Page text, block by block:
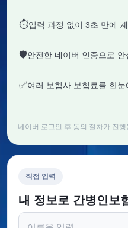
⏱입력 과정 없이 3초 만에
🛡안전한 네이버 인증으로 안
✅여러 보험사 보험료를 한눈
네이버 로그인 후 동의 절차가 진행
직접 입력
내 정보로 간병인보